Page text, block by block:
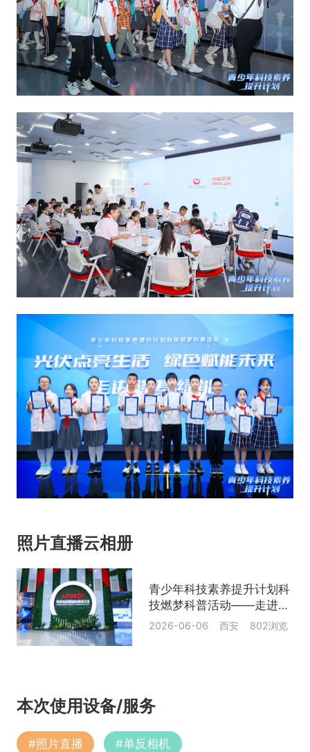
照片直播云相册
青少年科技素养提升计划科
技燃梦科普活动——走进陕
西西安
2026-06-06 西安 802浏览
本次使用设备/服务
#照片直播 #单反相机